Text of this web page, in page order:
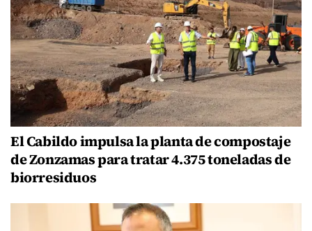
El Cabildo impulsa la planta de compostaje
de Zonzamas para tratar 4.375 toneladas de
biorresiduos